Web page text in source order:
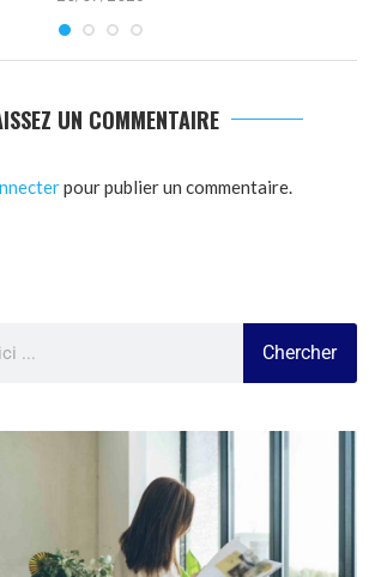
UN COMMENTAIRE
pour publier un commentaire.
Chercher